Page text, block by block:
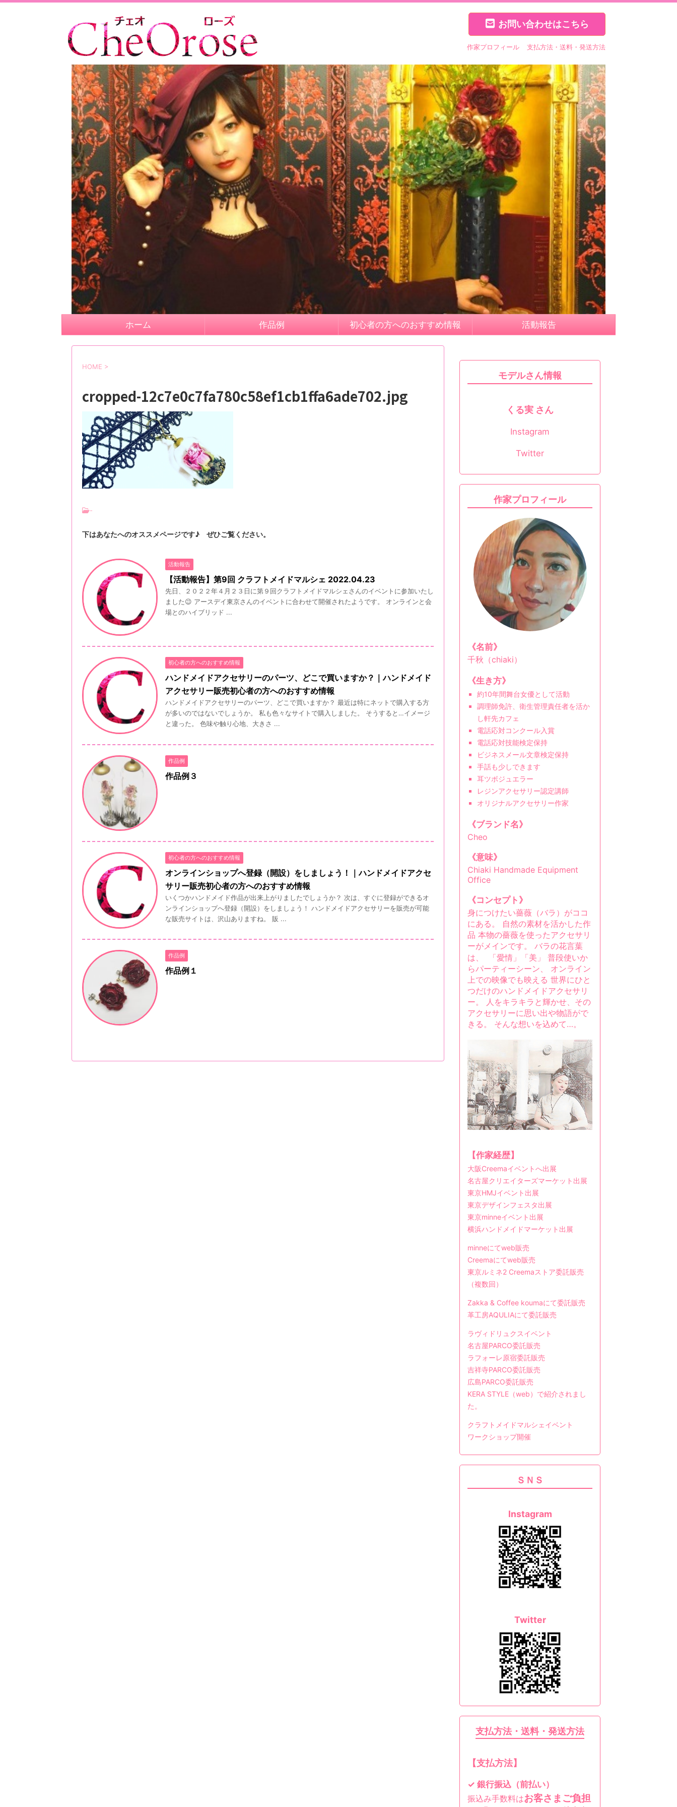
お問い合わせはこちら
作家プロフィール 支払方法・送料・発送方法
ホーム 作品例 初心者の方へのおすすめ情報 活動報告
HOME >
cropped-12c7e0c7fa780c58ef1cb1ffa6ade702.jpg
-
下はあなたへのオススメページです♪ ぜひご覧ください。
活動報告
【活動報告】第9回 クラフトメイドマルシェ 2022.04.23
先日、２０２２年４月２３日に第９回クラフトメイドマルシェさんのイベントに参加いたし
ました😉 アースデイ東京さんのイベントに合わせて開催されたようです。 オンラインと会
場とのハイブリッド ...
初心者の方へのおすすめ情報
ハンドメイドアクセサリーのパーツ、どこで買いますか？｜ハンドメイド
アクセサリー販売初心者の方へのおすすめ情報
ハンドメイドアクセサリーのパーツ、どこで買いますか？ 最近は特にネットで購入する方
が多いのではないでしょうか。 私も色々なサイトで購入しました。 そうすると…イメージ
と違った。 色味や触り心地、大きさ ...
作品例
作品例３
初心者の方へのおすすめ情報
オンラインショップへ登録（開設）をしましょう！｜ハンドメイドアクセ
サリー販売初心者の方へのおすすめ情報
いくつかハンドメイド作品が出来上がりましたでしょうか？ 次は、すぐに登録ができるオ
ンラインショップへ登録（開設）をしましょう！ ハンドメイドアクセサリーを販売が可能
な販売サイトは、沢山ありますね。 販 ...
作品例
作品例１
モデルさん情報
くる実 さん
Instagram
Twitter
作家プロフィール
《名前》
千秋（chiaki）
《生き方》
約10年間舞台女優として活動
調理師免許、衛生管理責任者を活か
し軒先カフェ
電話応対コンクール入賞
電話応対技能検定保持
ビジネスメール文章検定保持
手話も少しできます
耳ツボジュエラー
レジンアクセサリー認定講師
オリジナルアクセサリー作家
《ブランド名》
Cheo
《意味》
Chiaki Handmade Equipment
Office
《コンセプト》
身につけたい薔薇（バラ）がココ
にある。 自然の素材を活かした作
品 本物の薔薇を使ったアクセサリ
ーがメインです。 バラの花言葉
は、 「愛情」「美」 普段使いか
らパーティーシーン、 オンライン
上での映像でも映える 世界にひと
つだけのハンドメイドアクセサリ
ー。 人をキラキラと輝かせ、その
アクセサリーに思い出や物語がで
きる。 そんな想いを込めて…。
【作家経歴】
大阪Creemaイベントへ出展
名古屋クリエイターズマーケット出展
東京HMJイベント出展
東京デザインフェスタ出展
東京minneイベント出展
横浜ハンドメイドマーケット出展
minneにてweb販売
Creemaにてweb販売
東京ルミネ2 Creemaストア委託販売
（複数回）
Zakka & Coffee koumaにて委託販売
革工房AQULIAにて委託販売
ラヴィドリュクスイベント
名古屋PARCO委託販売
ラフォーレ原宿委託販売
吉祥寺PARCO委託販売
広島PARCO委託販売
KERA STYLE（web）で紹介されまし
た。
クラフトメイドマルシェイベント
ワークショップ開催
ＳＮＳ
Instagram
Twitter
支払方法・送料・発送方法
【支払方法】
✓ 銀行振込（前払い）
振込み手数料はお客さまご負担